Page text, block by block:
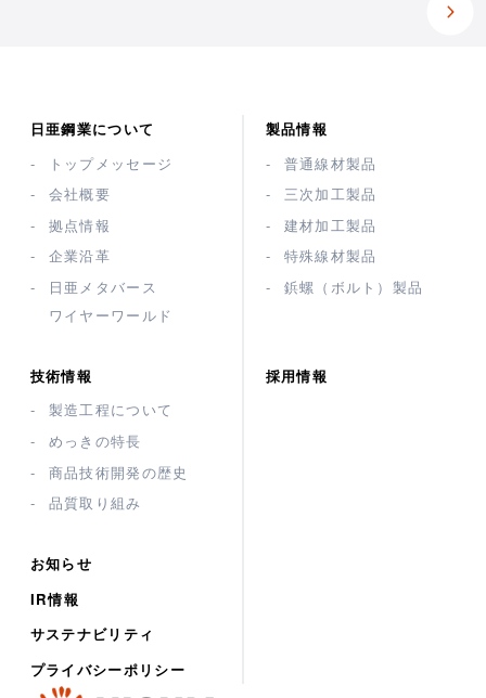
日亜鋼業について
トップメッセージ
会社概要
拠点情報
企業沿革
日亜メタバース
ワイヤーワールド
製品情報
普通線材製品
三次加工製品
建材加工製品
特殊線材製品
鋲螺（ボルト）製品
技術情報
製造工程について
めっきの特長
商品技術開発の歴史
品質取り組み
採用情報
お知らせ
IR情報
サステナビリティ
プライバシーポリシー